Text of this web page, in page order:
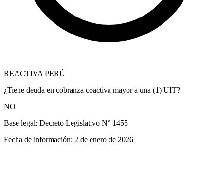
REACTIVA PERÚ
¿Tiene deuda en cobranza coactiva mayor a una (1) UIT?
NO
Base legal: Decreto Legislativo N° 1455
Fecha de información: 2 de enero de 2026